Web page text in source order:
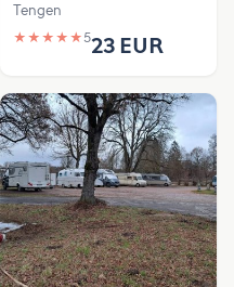
Tengen
★ ★ ★ ★ ★523 EUR